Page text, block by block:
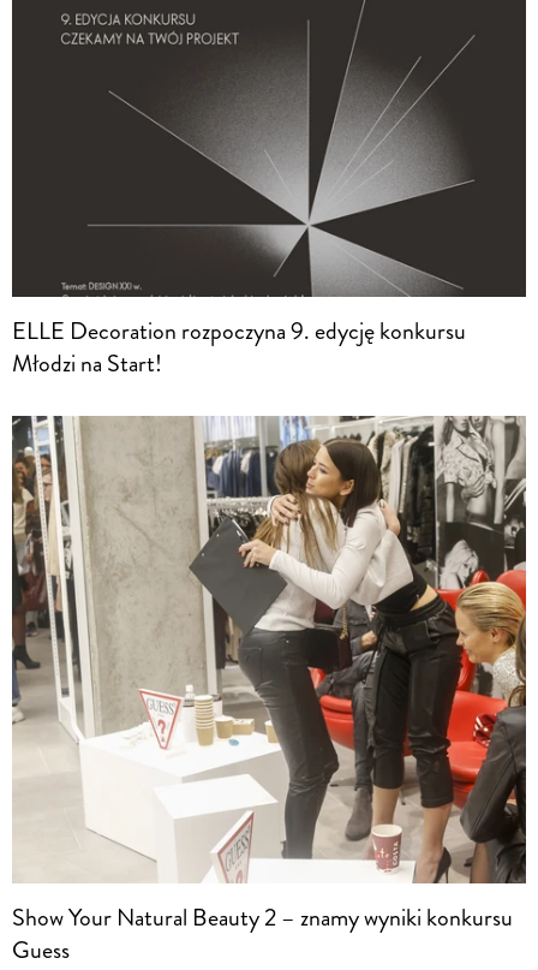
ELLE Decoration rozpoczyna 9. edycję konkursu
Młodzi na Start!
Show Your Natural Beauty 2 – znamy wyniki konkursu
Guess